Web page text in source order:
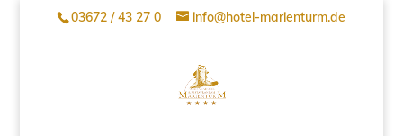
03672 / 43 27 0 info@hotel-marienturm.de